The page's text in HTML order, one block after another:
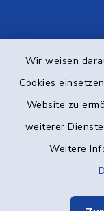
Wir weisen
Cookies
Website zu
weiterer
Weitere